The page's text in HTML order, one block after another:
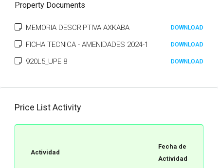
Property Documents
MEMORIA DESCRIPTIVA AXKABA DOWNLOAD
FICHA TECNICA - AMENIDADES 2024-1 DOWNLOAD
920L5_UPE 8 DOWNLOAD
Price List Activity
Actividad
Fecha de
Actividad